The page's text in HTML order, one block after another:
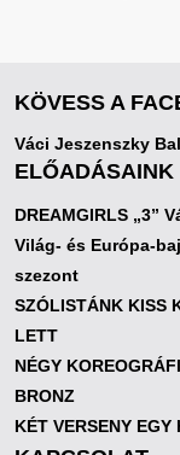
KÖVESS A
Váci Jeszenszky
ELŐADÁSAINK
DREAMGIRLS „3”
Világ- és Európa-
szezont
SZÓLISTÁNK KISS
LETT
NÉGY
BRONZ
KÉT VERSENY